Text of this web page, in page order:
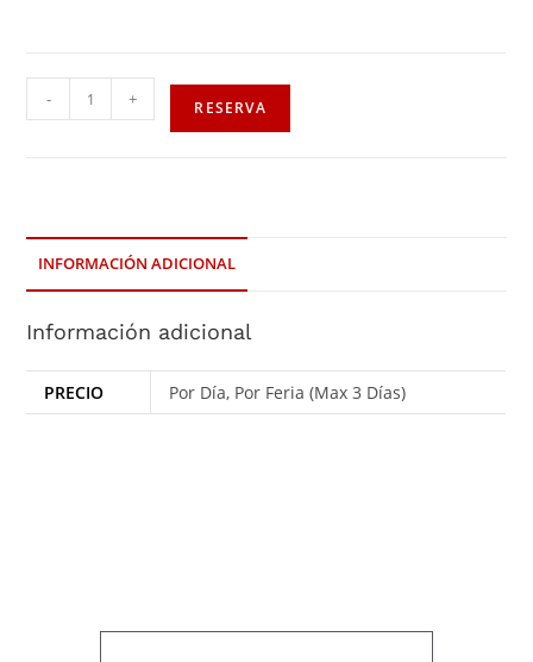
- + RESERVA
INFORMACIÓN ADICIONAL
Información adicional
PRECIO Por Día, Por Feria (Max 3 Días)